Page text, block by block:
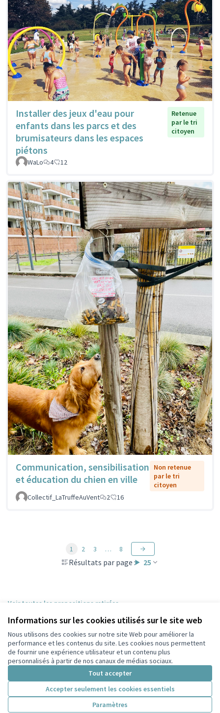
Informations sur les cookies utilisés sur le site web
Nous utilisons des cookies sur notre site Web pour améliorer la
performance et les contenus du site. Les cookies nous permettent
de fournir une expérience utilisateur et un contenu plus
personnalisés à partir de nos canaux de médias sociaux.
Tout accepter
Accepter seulement les cookies essentiels
Paramètres
Installer des jeux d'eau pour
enfants dans les parcs et des
brumisateurs dans les espaces
piétons
Retenue
par le tri
citoyen
WaLo 4 12
Communication, sensibilisation
et éducation du chien en ville
Non retenue
par le tri
citoyen
Collectif_LaTruffeAuVent
2 16
Résultats par page : 25
1 2 3 … 8
Voir toutes les propositions retirées
Conditions d'utilisation
Paramètres des cookies
Participez Villeurbanne sur X
(Lien externe)
Participez Villeurbanne sur Facebook
Participez Villeurbanne sur Instagram
Participez Villeurbanne sur YouTube
(Lien externe)
Site réalisé grâce aulogiciel libre Decidim .
Licence
(Lien